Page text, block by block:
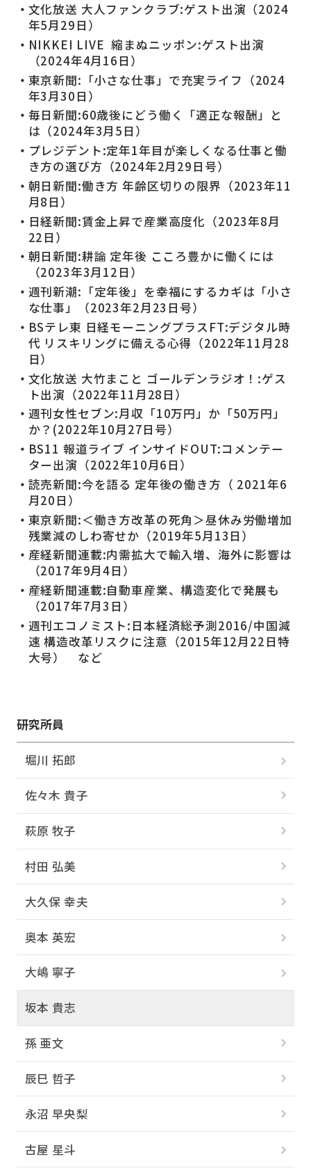
文化放送 大人ファンクラブ:ゲスト出演（2024
年5月29日）
NIKKEI LIVE 縮まぬニッポン:ゲスト出演
（2024年4月16日）
東京新聞: 「小さな仕事」で充実ライフ（2024
年3月30 日）
毎日新聞:60歳後にどう働く「適正な報酬」と
は（2024年3月 5 日）
プレジデント:定年1年目が楽しくなる仕事と働
き方の選び方（2024年2月29日号）
朝日新聞:働き方 年齢区切りの限界（2023年11
月8日）
日経新聞:賃金上昇で産業高度化（2023年8月
22日）
朝日新聞:耕論 定年後 こころ豊かに働くには
（2023年3月12日）
週刊新潮:「定年後」を幸福にするカギは「小さ
な仕事」（2023年2月23日号）
BSテレ東 日経モーニングプラスFT:デジタル時
代 リスキリングに備える心得（2022年11月28
日）
文化放送 大竹まこと ゴールデンラジオ！:ゲス
ト出演（2022年11月28日）
週刊女性セブン:月収「10万円」か「50万円」
か？(2022年10月27日号）
BS11 報道ライブ インサイドOUT:コメンテー
ター出演（2022年10月6日）
読売新聞:今を語る 定年後の働き方（ 2021年6
月20日）
東京新聞:＜働き方改革の死角＞昼休み労働増加
残業減のしわ寄せか（2019年5月13日）
産経新聞連載:内需拡大で輸入増、海外に影響は
（2017年9月4日）
産経新聞連載:自動車産業、構造変化で発展も
（2017年7月3日）
週刊エコノミスト:日本経済総予測2016/中国減
速 構造改革リスクに注意（2015年12月22日特
大号） など
研究所員
堀川 拓郎
佐々木 貴子
萩原 牧子
村田 弘美
大久保 幸夫
奥本 英宏
大嶋 寧子
坂本 貴志
孫 亜文
辰巳 哲子
永沼 早央梨
古屋 星斗